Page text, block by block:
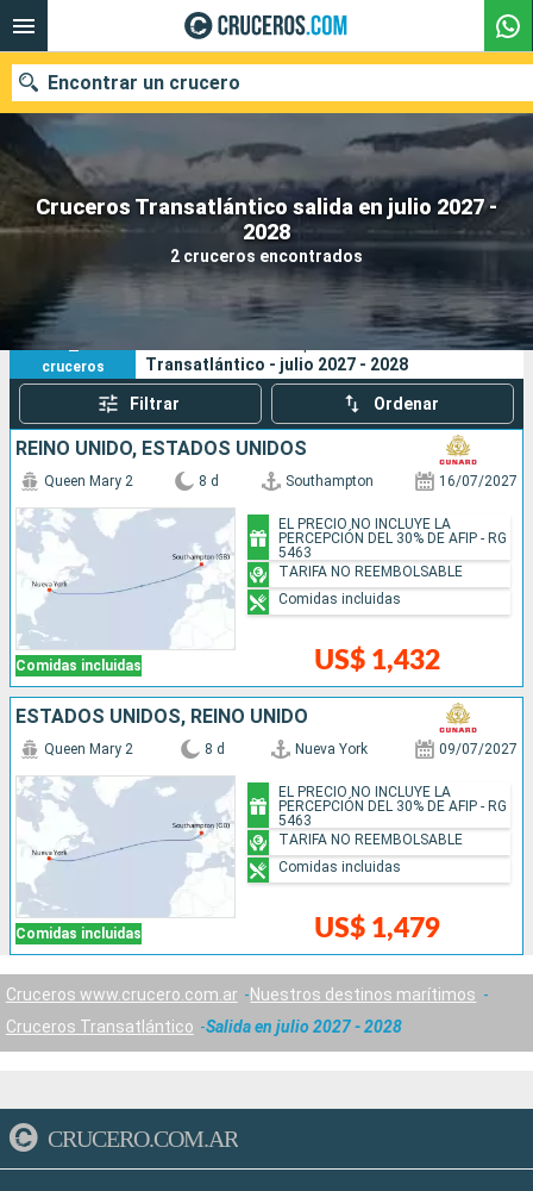
Cruceros Transatlántico salida en julio 2027 -
2028
2 cruceros encontrados
Encontrar un crucero
Nuestros destinos
Fecha de salida
Puertos Compañías
Buscar
2
cruceros
Transatlántico - julio 2027 - 2028
Filtrar Ordenar
REINO UNIDO, ESTADOS UNIDOS
Comidas incluidas
Queen Mary 2 8 d Southampton 16/07/2027
US$ 1,432
EL PRECIO NO INCLUYE LA
PERCEPCIÓN DEL 30% DE AFIP - RG
5463
TARIFA NO REEMBOLSABLE
Comidas incluidas
ESTADOS UNIDOS, REINO UNIDO
Comidas incluidas
Queen Mary 2 8 d Nueva York 09/07/2027
US$ 1,479
EL PRECIO NO INCLUYE LA
PERCEPCIÓN DEL 30% DE AFIP - RG
5463
TARIFA NO REEMBOLSABLE
Comidas incluidas
Cruceros www.crucero.com.ar
Nuestros destinos marítimos
Cruceros Transatlántico
Salida en julio 2027 - 2028
CRUCERO.COM.AR